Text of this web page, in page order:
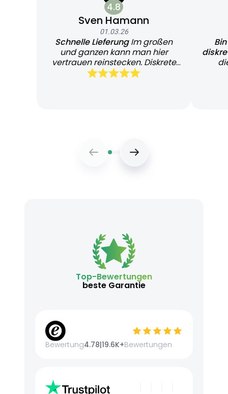
4.8
Sven Hamann
01.03.26
Schnelle LieferungIm großen
und ganzen kann man hier
vertrauen reinstecken. Diskrete
und schnelle Lieferung
Top-Bewertungen
beste Garantie
Bewertung4.78|19.6K+Bewertungen